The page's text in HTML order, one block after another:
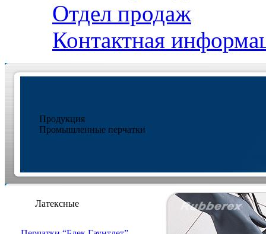
Отдел продаж
Контактная
Продукция
Промышленные перчатки
Латексные